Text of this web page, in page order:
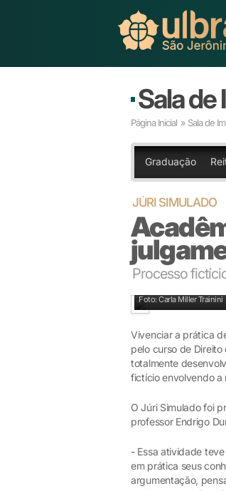
Sala
Página Inicial » Sala de
Graduação
JÚRI SIMULADO
Processo
Foto: Carla Miller Trainini
Vivenciar a prática
pelo curso de
totalmente
fictício envolvendo a
O Júri Simulado foi
professor Endrigo
- Essa atividade
em prática seus
argumentação,